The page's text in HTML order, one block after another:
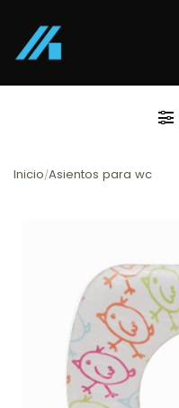
content
Inicio/Asientos para wc